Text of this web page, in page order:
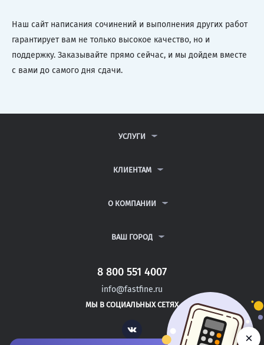
Наш сайт написания сочинений и выполнения других работ
гарантирует вам не только высокое качество, но и
поддержку. Заказывайте прямо сейчас, и мы дойдем вместе
с вами до самого дня сдачи.
УСЛУГИ
ДИПЛОМНЫЕ РАБОТЫ
РЕФЕРАТЫ
КЛИЕНТАМ
ВОПРОСЫ И ОТВЕТЫ
ПОЛИТИКА КОНФИДЕНЦИАЛЬНОСТИ
О КОМПАНИИ
КОНТАКТЫ
ВАШ ГОРОД
САНКТ-ПЕТЕРБУРГ
АНГАРСК
АРЗАМАС
8 800 551 4007
info@fastfine.ru
МЫ В СОЦИАЛЬНЫХ СЕТЯХ
Vk ×